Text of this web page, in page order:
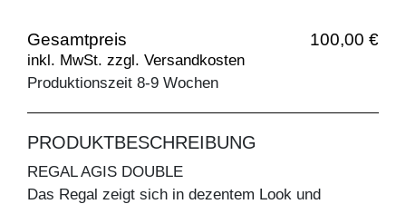
Gesamtpreis 100,00 €
inkl. MwSt. zzgl. Versandkosten
Produktionszeit 8-9 Wochen
PRODUKTBESCHREIBUNG
REGAL AGIS DOUBLE
Das Regal zeigt sich in dezentem Look und